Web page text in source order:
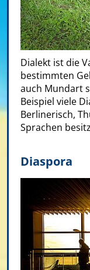
Dialekt ist die
bestimmten
auch Mundart
Beispiel viele
Berlinerisch,
Sprachen
Diaspora